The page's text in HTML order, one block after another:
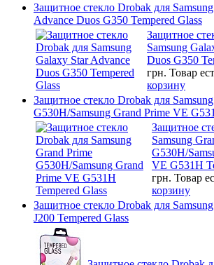
Защитное стекло Drobak для
Advance Duos G350 Tempered Glass
Защитное
Samsung
Duos G350
грн. Товар
корзину
Защитное стекло Drobak для
G530H/Samsung Grand Prime VE
Защитное
Samsung
G530H/
VE G531H
грн. Товар
корзину
Защитное стекло Drobak для
J200 Tempered Glass